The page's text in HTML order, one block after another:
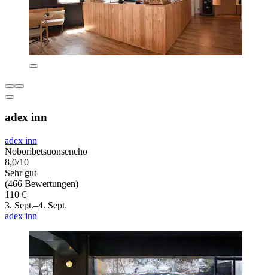
adex inn
adex inn
Noboribetsuonsencho
8,0/10
Sehr gut
(466 Bewertungen)
110 €
3. Sept.–4. Sept.
adex inn